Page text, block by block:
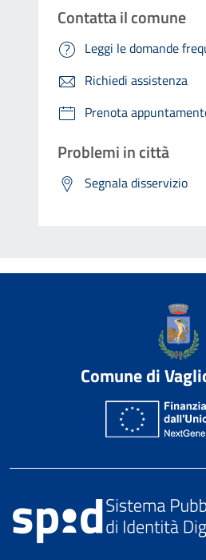
Contatta il comune
Leggi le domande
Richiedi assistenza
Prenota
Problemi in città
Segnala disservizio
Comune di